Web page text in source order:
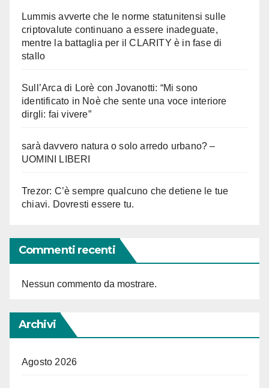
Lummis avverte che le norme statunitensi sulle
criptovalute continuano a essere inadeguate,
mentre la battaglia per il CLARITY è in fase di
stallo
Sull’Arca di Lorè con Jovanotti: “Mi sono
identificato in Noè che sente una voce interiore
dirgli: fai vivere”
sarà davvero natura o solo arredo urbano? –
UOMINI LIBERI
Trezor: C’è sempre qualcuno che detiene le tue
chiavi. Dovresti essere tu.
Commenti recenti
Nessun commento da mostrare.
Archivi
Agosto 2026